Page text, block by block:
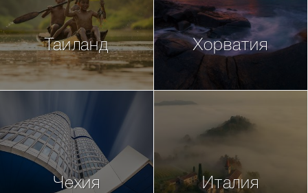
Таиланд Хорватия
Чехия Италия